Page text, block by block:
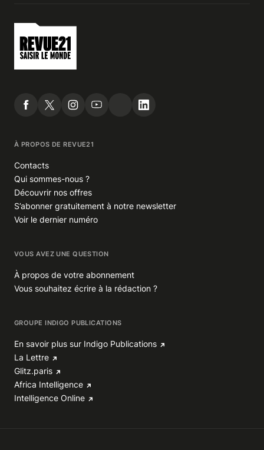
À PROPOS DE REVUE21
Contacts
Qui sommes-nous ?
Découvrir nos offres
S’abonner gratuitement à notre newsletter
Voir le dernier numéro
VOUS AVEZ UNE QUESTION
À propos de votre abonnement
Vous souhaitez écrire à la rédaction ?
GROUPE INDIGO PUBLICATIONS
En savoir plus sur Indigo Publications
La Lettre
Glitz.paris
Africa Intelligence
Intelligence Online